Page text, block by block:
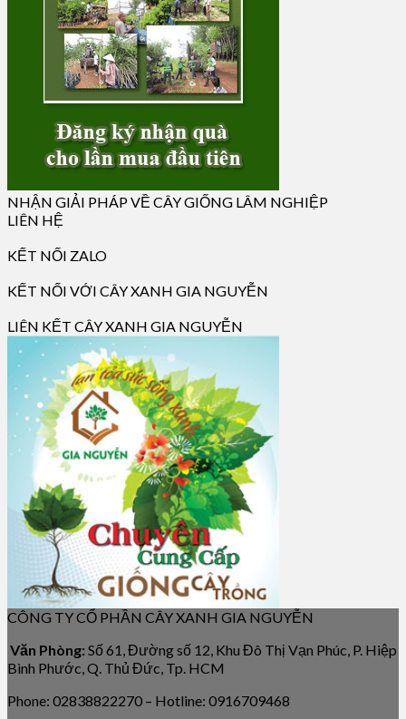
NHẬN GIẢI PHÁP VỀ CÂY GIỐNG LÂM NGHIỆP
LIÊN HỆ
KẾT NỐI ZALO
KẾT NỐI VỚI CÂY XANH GIA NGUYỄN
LIÊN KẾT CÂY XANH GIA NGUYỄN
CÔNG TY CỔ PHẦN CÂY XANH GIA NGUYỄN
Văn Phòng: Số 61, Đường số 12, Khu Đô Thị Vạn Phúc, P. Hiệp
Bình Phước, Q. Thủ Đức, Tp. HCM
Phone: 02838822270 – Hotline: 0916709468